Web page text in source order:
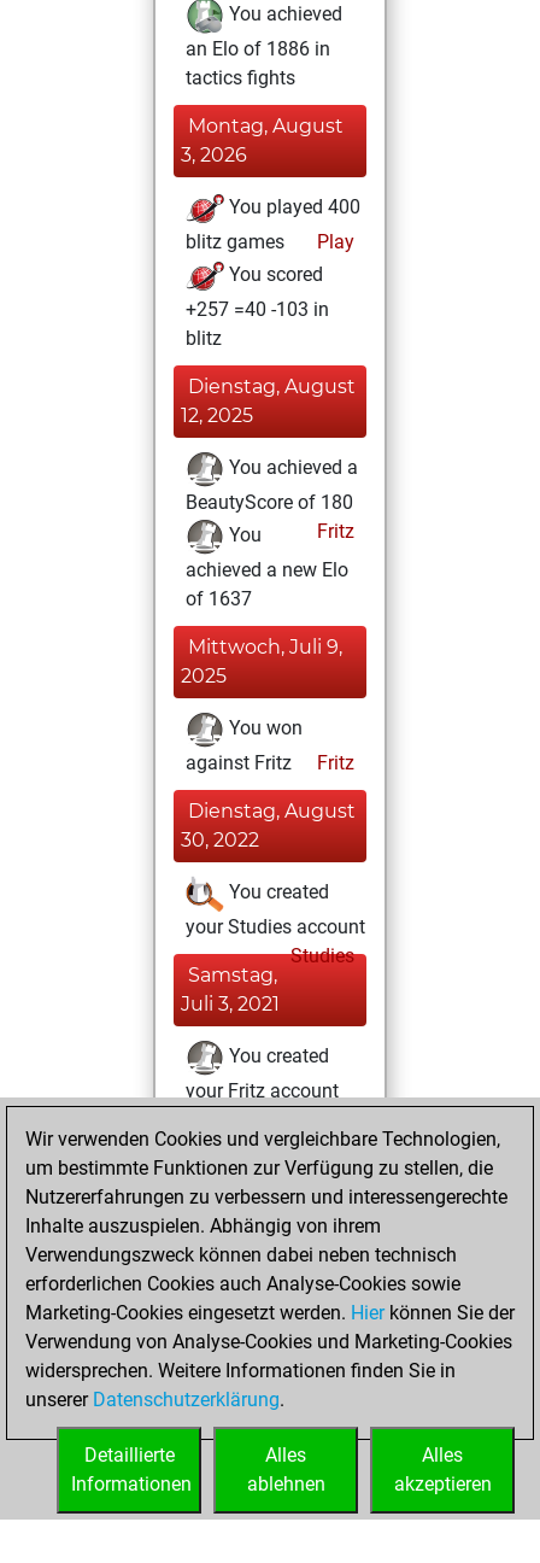
You achieved
an Elo of 1886 in
tactics fights
Montag, August
3, 2026
You played 400
blitz games
Play
You scored
+257 =40 -103 in
blitz
Dienstag, August
12, 2025
You achieved a
BeautyScore of 180
Fritz
You
achieved a new Elo
of 1637
Mittwoch, Juli 9,
2025
You won
against Fritz
Fritz
Dienstag, August
30, 2022
You created
your Studies account
Studies
Samstag,
Juli 3, 2021
You created
your Fritz account
Dienstag,
Februar 23, 2021
You learned 1
positions MyMoves
Donnerstag, April
23, 2020
You had a best
positions
Tactics
Wir verwenden Cookies und vergleichbare Technologien,
um bestimmte Funktionen zur Verfügung zu stellen, die
Nutzererfahrungen zu verbessern und interessengerechte
Inhalte auszuspielen. Abhängig von ihrem
Verwendungszweck können dabei neben technisch
erforderlichen Cookies auch Analyse-Cookies sowie
Marketing-Cookies eingesetzt werden. Hierkönnen Sie der
Verwendung von Analyse-Cookies und Marketing-Cookies
widersprechen. Weitere Informationen finden Sie in
unserer Datenschutzerklärung.
Alles
akzeptieren
Alles
ablehnen
Detaillierte
Informationen